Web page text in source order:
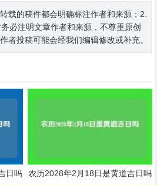
载的稿件都会明确标注作者和来源；2.
必注明文章作者和来源，不尊重原创
者投稿可能会经我们编辑修改或补充。
日吗 农历2028年2月18日是黄道吉日吗